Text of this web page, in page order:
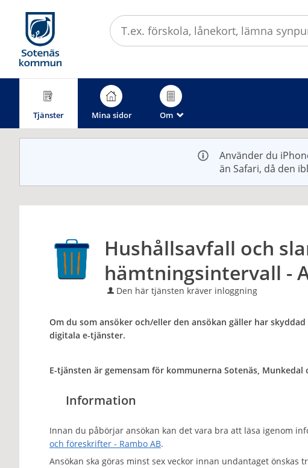
tjänster
-
Sotenäs
kommunTjänster Mina sidor Om _
Använder du
än Safari, då den
Hushållsavfall och
hämtningsintervall -
Den här tjänsten kräver inloggning
Om du som ansöker och/eller den ansökan gäller har
digitala e-tjänster.
E-tjänsten är gemensam för kommunerna Sotenäs, Munkedal
Information
Innan du påbörjar ansökan kan det vara bra att läsa igenom
och föreskrifter - Rambo AB.
Ansökan ska göras minst sex veckor innan undantaget